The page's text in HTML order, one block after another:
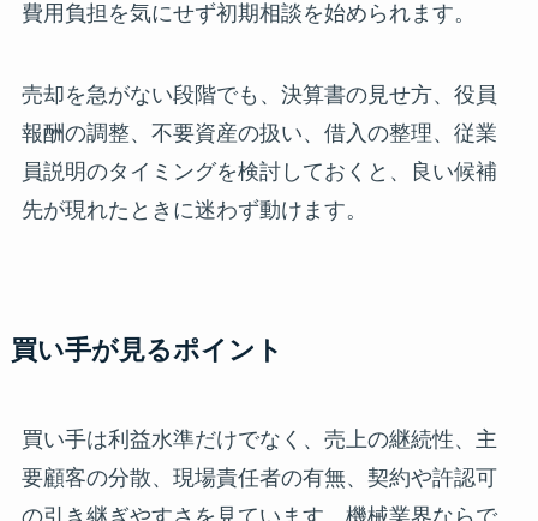
費用負担を気にせず初期相談を始められます。
売却を急がない段階でも、決算書の見せ方、役員
報酬の調整、不要資産の扱い、借入の整理、従業
員説明のタイミングを検討しておくと、良い候補
先が現れたときに迷わず動けます。
買い手が見るポイント
買い手は利益水準だけでなく、売上の継続性、主
要顧客の分散、現場責任者の有無、契約や許認可